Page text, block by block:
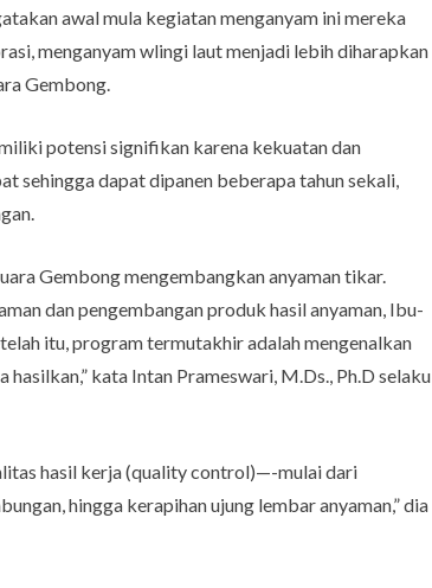
awal mula kegiatan menganyam ini mereka
menganyam wlingi laut menjadi lebih diharapkan
Gembong.
potensi signifikan karena kekuatan dan
sehingga dapat dipanen beberapa tahun sekali,
Gembong mengembangkan anyaman tikar.
dan pengembangan produk hasil anyaman, Ibu-
itu, program termutakhir adalah mengenalkan
kata Intan Prameswari, M.Ds., Ph.D selaku
hasil kerja (quality control)—-mulai dari
hingga kerapihan ujung lembar anyaman,” dia